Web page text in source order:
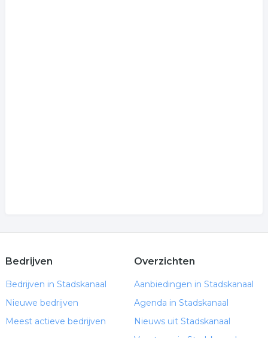
Bedrijven
Bedrijven in Stadskanaal
Nieuwe bedrijven
Meest actieve bedrijven
Overzichten
Aanbiedingen in Stadskanaal
Agenda in Stadskanaal
Nieuws uit Stadskanaal